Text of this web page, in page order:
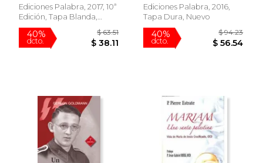
Ediciones Palabra, 2017, 10ª
Edición, Tapa Blanda,
Nuevo
Ediciones Palabra, 2016,
Tapa Dura, Nuevo